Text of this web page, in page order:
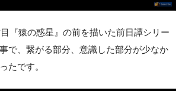
『猿の惑星』の前を描いた前日譚シリー
で、繋がる部分、意識した部分が少なか
たです。